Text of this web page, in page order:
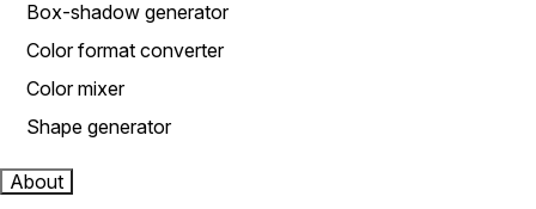
Box-shadow generator
Color format converter
Color mixer
Shape generator
About